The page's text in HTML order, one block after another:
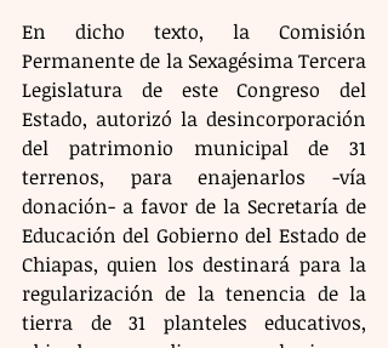
En dicho texto, la Comisión
Permanente de la Sexagésima Tercera
Legislatura de este Congreso del
Estado, autorizó la desincorporación
del patrimonio municipal de 31
terrenos, para enajenarlos -vía
donación- a favor de la Secretaría de
Educación del Gobierno del Estado de
Chiapas, quien los destinará para la
regularización de la tenencia de la
tierra de 31 planteles educativos,